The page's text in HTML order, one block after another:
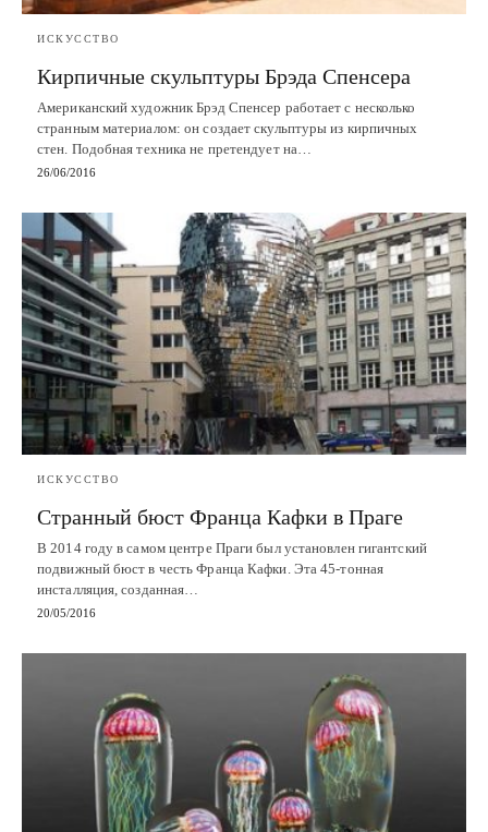
ИСКУССТВО
Кирпичные скульптуры Брэда Спенсера
Американский художник Брэд Спенсер работает с несколько
странным материалом: он создает скульптуры из кирпичных
стен. Подобная техника не претендует на…
26/06/2016
ИСКУССТВО
Странный бюст Франца Кафки в Праге
В 2014 году в самом центре Праги был установлен гигантский
подвижный бюст в честь Франца Кафки. Эта 45-тонная
инсталляция, созданная…
20/05/2016